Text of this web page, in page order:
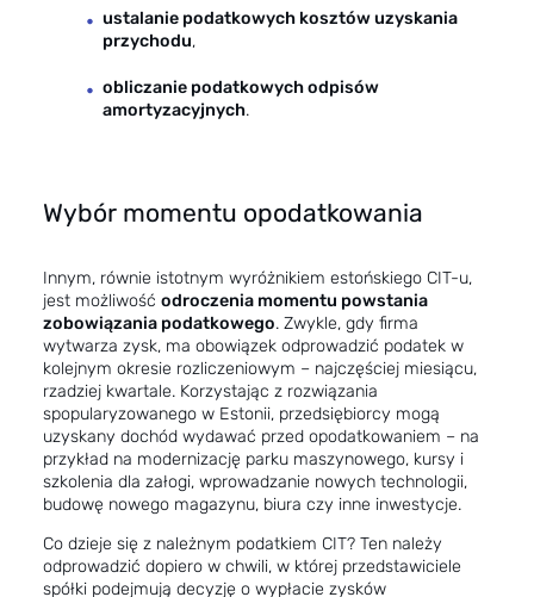
ustalanie podatkowych kosztów uzyskania
przychodu,
obliczanie podatkowych odpisów
amortyzacyjnych.
Wybór momentu opodatkowania
Innym, równie istotnym wyróżnikiem estońskiego CIT-u,
jest możliwość odroczenia momentu powstania
zobowiązania podatkowego. Zwykle, gdy firma
wytwarza zysk, ma obowiązek odprowadzić podatek w
kolejnym okresie rozliczeniowym – najczęściej miesiącu,
rzadziej kwartale. Korzystając z rozwiązania
spopularyzowanego w Estonii, przedsiębiorcy mogą
uzyskany dochód wydawać przed opodatkowaniem – na
przykład na modernizację parku maszynowego, kursy i
szkolenia dla załogi, wprowadzanie nowych technologii,
budowę nowego magazynu, biura czy inne inwestycje.
Co dzieje się z należnym podatkiem CIT? Ten należy
odprowadzić dopiero w chwili, w której przedstawiciele
spółki podejmują decyzję o wypłacie zysków